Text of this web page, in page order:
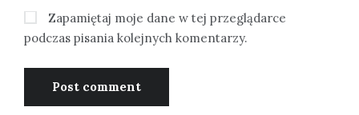
Zapamiętaj moje dane w tej przeglądarce
podczas pisania kolejnych komentarzy.